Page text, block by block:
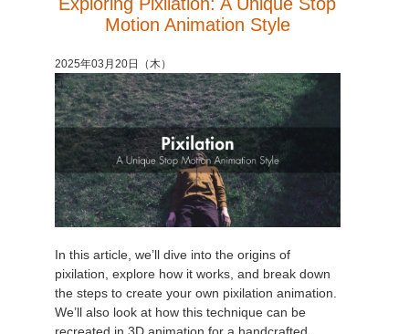
Motion Animation Style
2025年03月20日（木）
In this article, we’ll dive into the origins of
pixilation, explore how it works, and break down
the steps to create your own pixilation animation.
We’ll also look at how this technique can be